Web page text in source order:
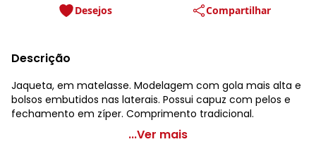
Desejos Compartilhar
Descrição
Jaqueta, em matelasse. Modelagem com gola mais alta e
bolsos embutidos nas laterais. Possui capuz com pelos e
fechamento em zíper. Comprimento tradicional.
bonprix - Jaqueta Matelasse com Pelos no Capuz Bordô
...Ver mais